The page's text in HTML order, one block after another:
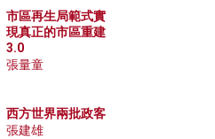
市區再生局範式實
現真正的市區重建
3.0
張量童
西方世界兩批政客
張建雄